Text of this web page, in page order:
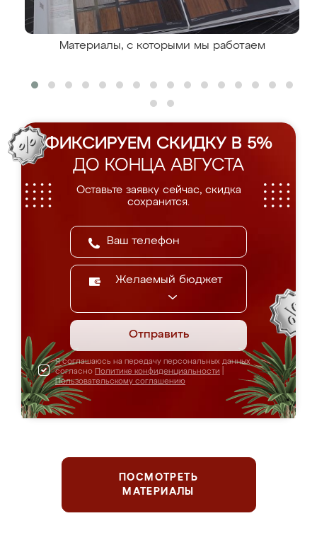
Материалы, с которыми мы работаем
ФИКСИРУЕМ СКИДКУ В 5%
ДО КОНЦА АВГУСТА
Оставьте заявку сейчас, скидка
сохранится.
Желаемый бюджет
Отправить
Я соглашаюсь на передачу персональных данных
согласно Политике конфиденциальности
Пользовательскому соглашению
ПОСМОТРЕТЬ
МАТЕРИАЛЫ